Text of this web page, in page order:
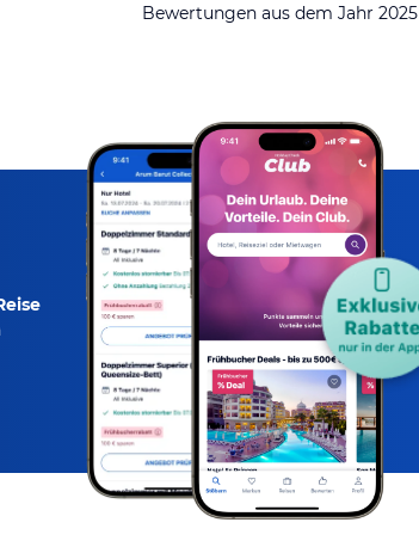
Bewertungen aus dem Jahr 2025